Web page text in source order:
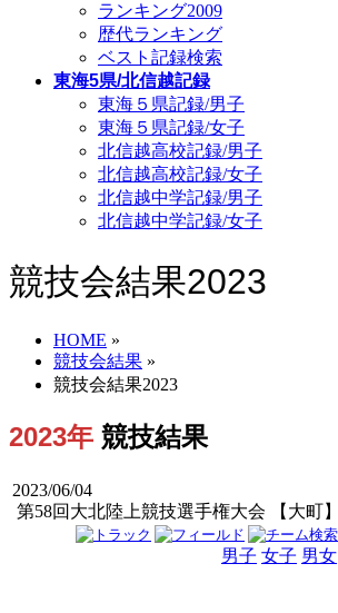
ランキング2009
歴代ランキング
ベスト記録検索
東海5県/北信越記録
東海５県記録/男子
東海５県記録/女子
北信越高校記録/男子
北信越高校記録/女子
北信越中学記録/男子
北信越中学記録/女子
競技会結果2023
HOME »
競技会結果 »
競技会結果2023
2023年 競技結果
2023/06/04
第58回大北陸上競技選手権大会 【大町】
男子 女子 男女